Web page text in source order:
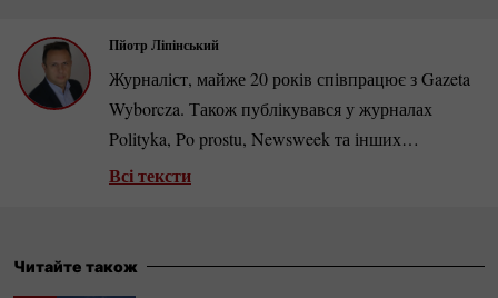
Пйотр Ліпінський
Журналіст, майже 20 років співпрацює з Gazeta
Wyborcza. Також публікувався у журналах
Polityka, Po prostu, Newsweek та інших
польських і зарубіжних виданнях. Автор
книжок «Берут. Коли партія була богом»,
Всі тексти
Читайте також